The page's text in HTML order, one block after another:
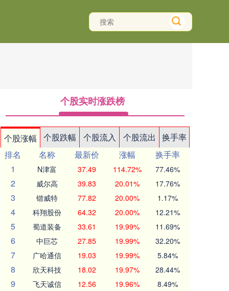
个股实时涨跌榜
个股涨幅 个股跌幅 个股流入 个股流出
换手率
排名
名称 最新价 涨幅
换手率
1
N津富 37.49 114.72% 77.46%
2 威尔高 39.83 20.01% 17.76%
3 锴威特 77.82 20.00% 1.17%
4 科翔股份 64.32 20.00% 12.21%
5 蜀道装备 33.61 19.99% 11.69%
6 中巨芯 27.85 19.99% 32.20%
7 广哈通信 19.03 19.99% 5.84%
8 欣天科技 18.02 19.97% 28.44%
9 飞天诚信 12.56 19.96% 8.49%